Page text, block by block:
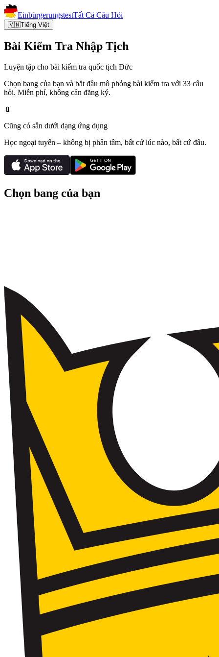
EinbürgerungstestTất Cả Câu Hỏi
🇻🇳Tiếng Việt
Bài Kiểm Tra Nhập Tịch
Luyện tập cho bài kiểm tra quốc tịch Đức
Chọn bang của bạn và bắt đầu mô phỏng bài kiểm tra với 33 câu
hỏi. Miễn phí, không cần đăng ký.
📱
Cũng có sẵn dưới dạng ứng dụng
Học ngoại tuyến – không bị phân tâm, bất cứ lúc nào, bất cứ đâu.
Chọn bang của bạn